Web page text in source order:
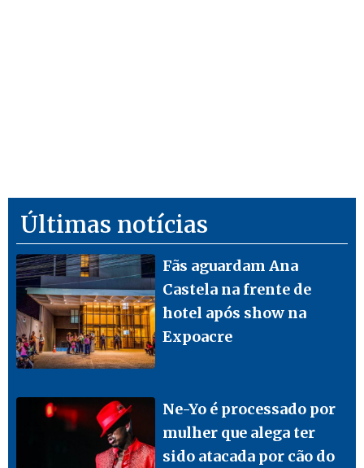
Últimas notícias
Fãs aguardam Ana
Castela na frente de
hotel após show na
Expoacre
Ne-Yo é processado por
mulher que alega ter
sido atacada por cão do